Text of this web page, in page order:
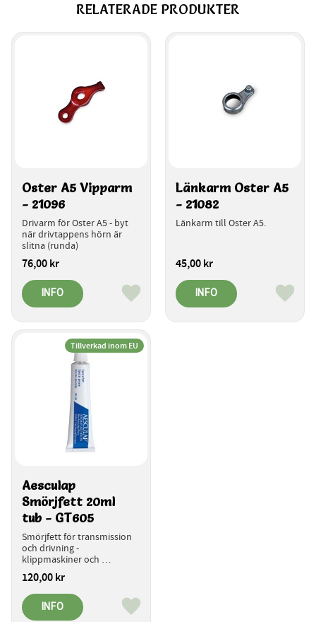
RELATERADE PRODUKTER
Oster A5 Vipparm
- 21096
Drivarm för Oster A5 - byt
när drivtappens hörn är
slitna (runda)
76,00kr
Lägg till i favoriter
INFO
Länkarm Oster A5
- 21082
Länkarm till Oster A5.
45,00kr
Lägg
INFO
Aesculap
Smörjfett 20ml
tub - GT605
Smörjfett för transmission
och drivning -
klippmaskiner och
trimmers.
120,00kr
Tillverkad inom EU
Lägg till i favoriter
INFO